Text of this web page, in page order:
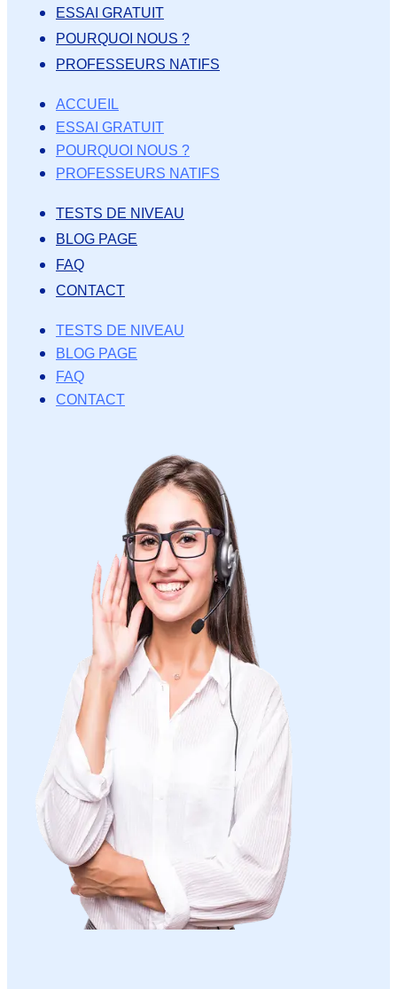
ESSAI GRATUIT
POURQUOI NOUS ?
PROFESSEURS NATIFS
ACCUEIL
ESSAI GRATUIT
POURQUOI NOUS ?
PROFESSEURS NATIFS
TESTS DE NIVEAU
BLOG PAGE
FAQ
CONTACT
TESTS DE NIVEAU
BLOG PAGE
FAQ
CONTACT